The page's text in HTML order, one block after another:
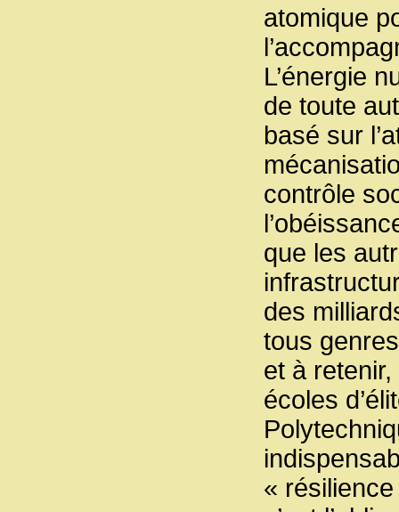
atomique
L’énergie
de toute
basé sur
contrôle
que les
des
tous
et à
écoles
«